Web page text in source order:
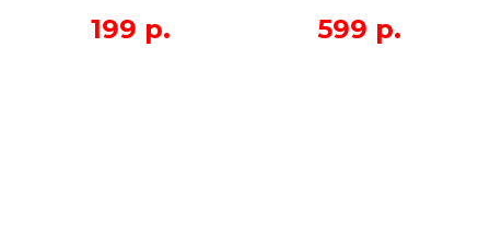
199 р. 599 р.